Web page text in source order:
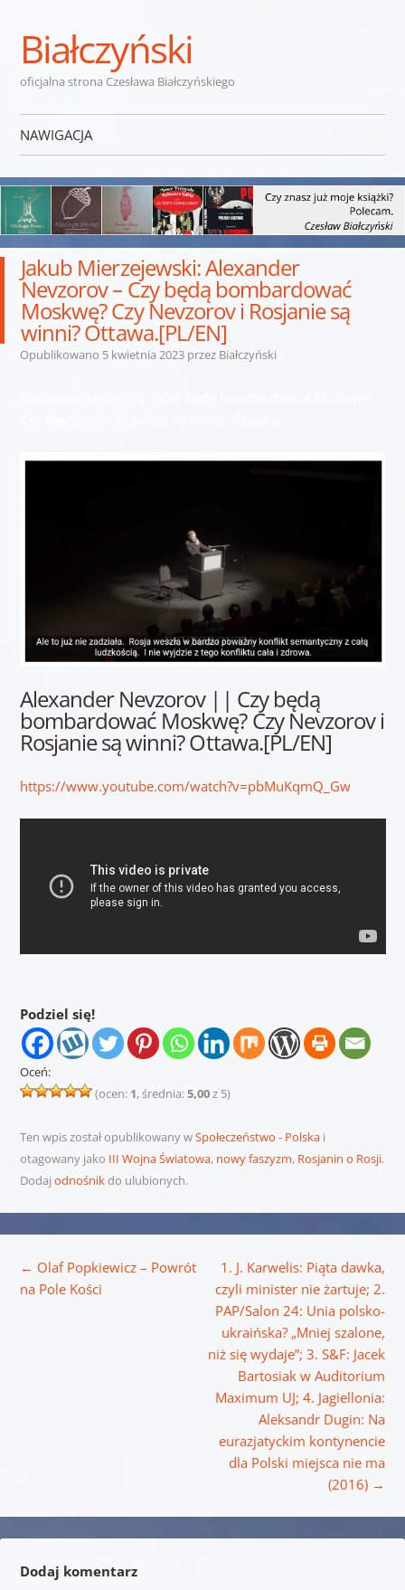
Białczyński
oficjalna strona Czesława Białczyńskiego
NAWIGACJA
Jakub Mierzejewski: Alexander
Nevzorov – Czy będą bombardować
Moskwę? Czy Nevzorov i Rosjanie są
winni? Ottawa.[PL/EN]
Opublikowano 5 kwietnia 2023przez Białczyński
Alexander Nevzorov || Czy będą
bombardować Moskwę? Czy Nevzorov i
Rosjanie są winni? Ottawa.[PL/EN]
https://www.youtube.com/watch?v=pbMuKqmQ_Gw
Podziel się!
Oceń:
(ocen: 1, średnia:5,00z 5)
Ten wpis został opublikowany wSpołeczeństwo - Polskai
otagowany jako III Wojna Światowa, nowy faszyzm, Rosjanin o Rosji.
Dodaj odnośnikdo ulubionych.
← Olaf Popkiewicz – Powrót
na Pole Kości
1. J. Karwelis: Piąta dawka,
czyli minister nie żartuje; 2.
PAP/Salon 24: Unia polsko-
ukraińska? „Mniej szalone,
niż się wydaje”; 3. S&F: Jacek
Bartosiak w Auditorium
Maximum UJ; 4. Jagiellonia:
Aleksandr Dugin: Na
eurazjatyckim kontynencie
dla Polski miejsca nie ma
(2016) →
Dodaj komentarz